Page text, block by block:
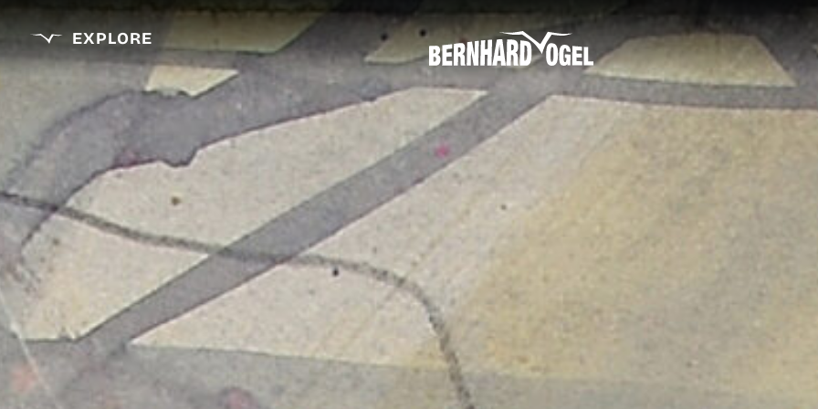
EXPLORE